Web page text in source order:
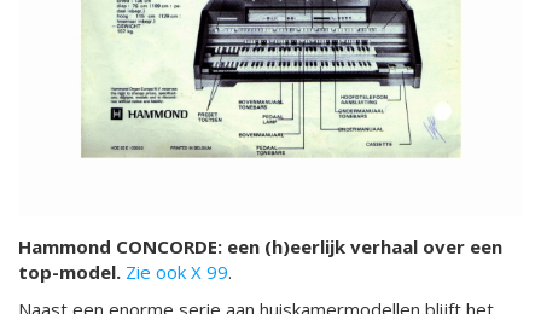
Hammond CONCORDE: een (h)eerlijk verhaal over een
top-model. Zie ook X 99.
Naast een enorme serie aan huiskamermodellen blijft het